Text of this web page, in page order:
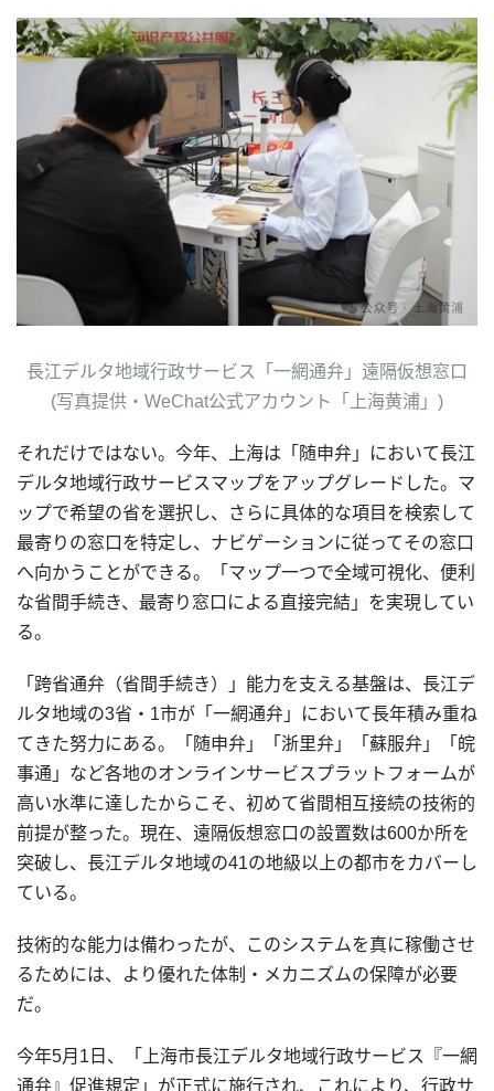
長江デルタ地域行政サービス「一網通弁」遠隔仮想窓口
(写真提供・WeChat公式アカウント「上海黄浦」)
それだけではない。今年、上海は「随申弁」において長江
デルタ地域行政サービスマップをアップグレードした。マ
ップで希望の省を選択し、さらに具体的な項目を検索して
最寄りの窓口を特定し、ナビゲーションに従ってその窓口
へ向かうことができる。「マップ一つで全域可視化、便利
な省間手続き、最寄り窓口による直接完結」を実現してい
る。
「跨省通弁（省間手続き）」能力を支える基盤は、長江デ
ルタ地域の3省・1市が「一網通弁」において長年積み重ね
てきた努力にある。「随申弁」「浙里弁」「蘇服弁」「皖
事通」など各地のオンラインサービスプラットフォームが
高い水準に達したからこそ、初めて省間相互接続の技術的
前提が整った。現在、遠隔仮想窓口の設置数は600か所を
突破し、長江デルタ地域の41の地級以上の都市をカバーし
ている。
技術的な能力は備わったが、このシステムを真に稼働させ
るためには、より優れた体制・メカニズムの保障が必要
だ。
今年5月1日、「上海市長江デルタ地域行政サービス『一網
通弁』促進規定」が正式に施行され、これにより、行政サ